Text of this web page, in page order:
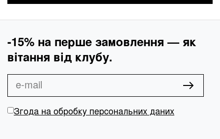
-15% на перше замовлення — як
вітання від клубу.
Згода на обробку персональних даних